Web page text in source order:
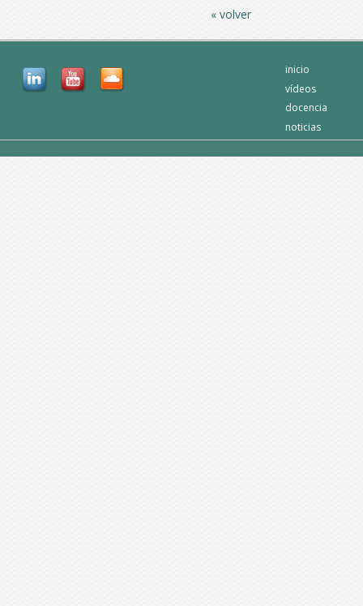
« volver
inicio
vídeos
docencia
noticias